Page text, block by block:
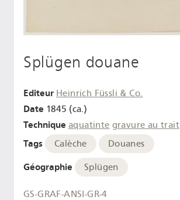
Splügen douane
Editeur Heinrich Füssli & Co.
Date 1845 (ca.)
Technique aquatinte gravure au trait
Tags Calèche Douanes
Géographie Splügen
GS-GRAF-ANSI-GR-4